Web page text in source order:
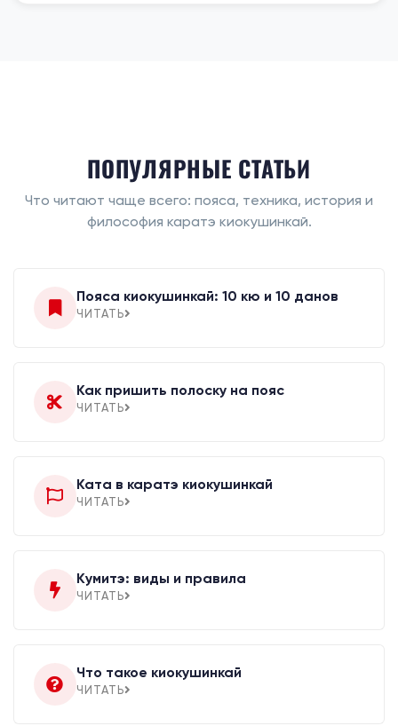
ПОПУЛЯРНЫЕ СТАТЬИ
Что читают чаще всего: пояса, техника, история и
философия каратэ киокушинкай.
Пояса киокушинкай: 10 кю и 10 данов
ЧИТАТЬ
Как пришить полоску на пояс
ЧИТАТЬ
Ката в каратэ киокушинкай
ЧИТАТЬ
Кумитэ: виды и правила
ЧИТАТЬ
Что такое киокушинкай
ЧИТАТЬ